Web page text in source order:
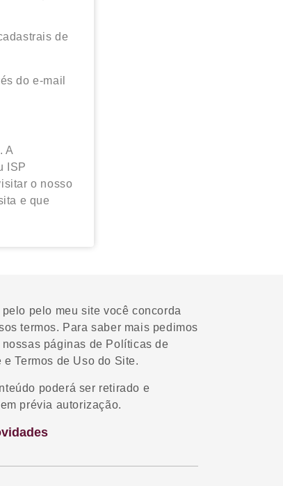
de
do e-mail
A
ISP
o nosso
e que
pelo meu site você concorda
termos. Para saber mais pedimos
páginas de Políticas de
e Termos de Uso do Site.
poderá ser retirado e
prévia autorização.